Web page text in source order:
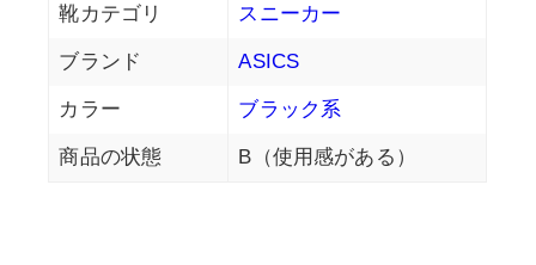
靴カテゴリ スニーカー
ブランド ASICS
カラー ブラック系
商品の状態 B（使用感がある）